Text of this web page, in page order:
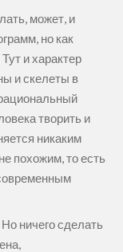
может, и
но как
и характер
и скелеты в
творить и
никаким
похожим, то есть
ничего сделать